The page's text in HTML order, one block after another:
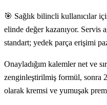
🎯 Sağlık bilincli kullanıcılar
elinde değer kazanıyor. Servis
standart; yedek parça erişimi
Onayladığım kalemler net ve
zenginleştirilmiş formül, sonra
olarak kremsi ve yumuşak